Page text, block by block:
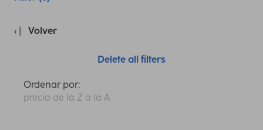
Volver
Delete all filters
Ordenar por:
precio de la Z a la A